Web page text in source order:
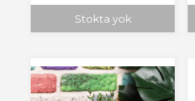
Stokta yok